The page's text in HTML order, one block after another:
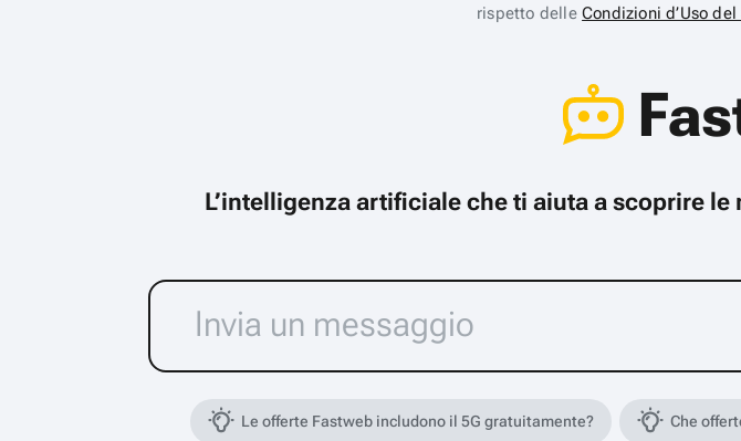
rispetto delleCondizioni d’Uso
L’intelligenza artificiale che ti aiuta a scoprire
Le offerte Fastweb includono il 5G gratuitamente? Che